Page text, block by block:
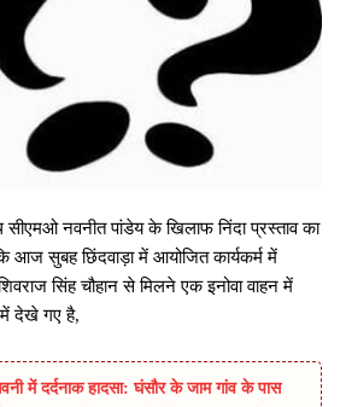
सीएमओ नवनीत पांडेय के खिलाफ निंदा प्रस्ताव का
आज सुबह छिंदवाड़ा में आयोजित कार्यकर्म में
सिंह चौहान से मिलने एक इनोवा वाहन में
में देखे गए है,
में दर्दनाक हादसा: घंसौर के जाम गांव के पास